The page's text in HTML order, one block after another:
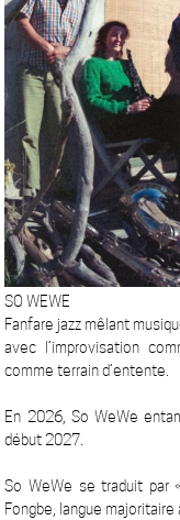
SO WEWE
Fanfare jazz mêlant
avec l’improvisation
comme terrain d’entente.
En 2026, So WeWe
début 2027.
So WeWe se traduit par
Fongbe, langue majoritaire